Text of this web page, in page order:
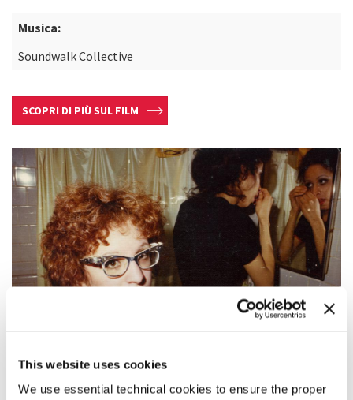
This website uses cookies
We use essential technical cookies to ensure the proper
Musica:
Soundwalk Collective
SCOPRI DI PIÙ SUL FILM